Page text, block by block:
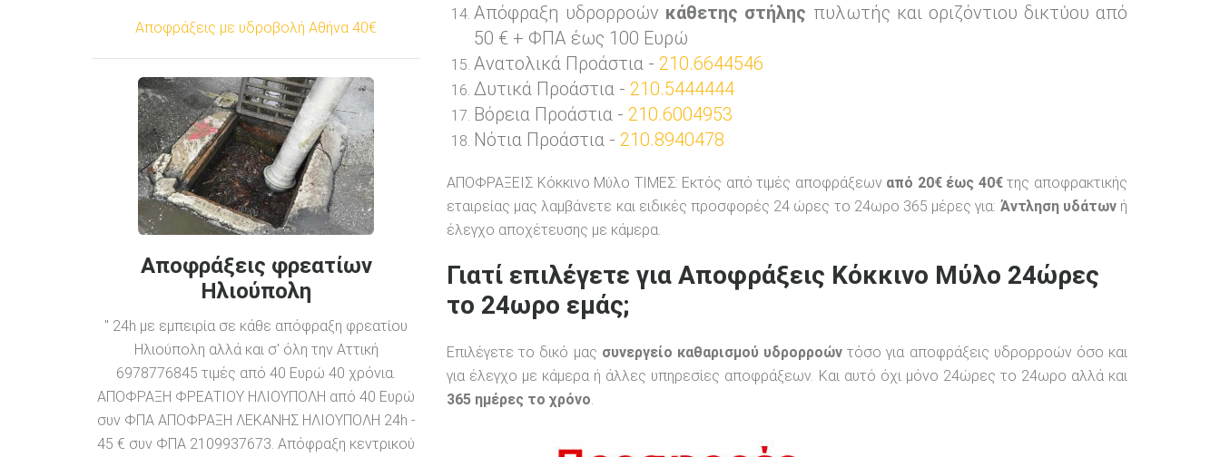
Απόφραξη υδρορροών κάθετης στήλης πυλωτής και οριζόντιου δικτύου από
50 € + ΦΠΑ έως 100 Ευρώ
Ανατολικά Προάστια - 210.6644546
Δυτικά Προάστια - 210.5444444
Βόρεια Προάστια - 210.6004953
Νότια Προάστια - 210.8940478
ΑΠΟΦΡΑΞΕΙΣ Κόκκινο Μύλο ΤΙΜΕΣ: Εκτός από τιμές αποφράξεων από 20€ έως 40€της αποφρακτικής
εταιρείας μας λαμβάνετε και ειδικές προσφορές 24 ώρες το 24ωρο 365 μέρες για: Άντληση υδάτωνή
έλεγχο αποχέτευσης με κάμερα.
Γιατί επιλέγετε για Αποφράξεις Κόκκινο Μύλο 24ώρες
το 24ωρο εμάς;
Επιλέγετε το δικό μας συνεργείο καθαρισμού υδρορροών τόσο για αποφράξεις υδρορροών όσο και
για έλεγχο με κάμερα ή άλλες υπηρεσίες αποφράξεων. Και αυτό όχι μόνο 24ώρες το 24ωρο αλλά και
365 ημέρες το χρόνο
Αποφράξεις με υδροβολή Αθήνα 40€
Αποφράξεις φρεατίων
Ηλιούπολη
" 24h με εμπειρία σε κάθε απόφραξη φρεατίου
Ηλιούπολη αλλά και σ' όλη την Αττική
6978776845 τιμές από 40 Ευρώ 40 χρόνια.
ΑΠΟΦΡΑΞΗ ΦΡΕΑΤΙΟΥ ΗΛΙΟΥΠΟΛΗ από 40 Ευρώ
συν ΦΠΑ ΑΠΟΦΡΑΞΗ ΛΕΚΑΝΗΣ ΗΛΙΟΥΠΟΛΗ 24h -
45 € συν ΦΠΑ 2109937673. Απόφραξη κεντρικού